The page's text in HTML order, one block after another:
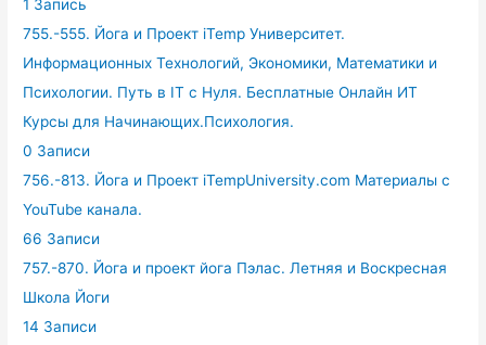
1 Запись
755.-555. Йога и Проект iTemp Университет.
Информационных Технологий, Экономики, Математики и
Психологии. Путь в IT с Нуля. Бесплатные Онлайн ИТ
Курсы для Начинающих.Психология.
0 Записи
756.-813. Йога и Проект iTempUniversity.com Материалы с
YouTube канала.
66 Записи
757.-870. Йога и проект йога Пэлас. Летняя и Воскресная
Школа Йоги
14 Записи